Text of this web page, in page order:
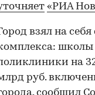
«РИА
взял на
школы
на
руб.